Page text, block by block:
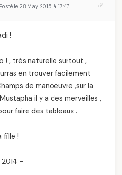
Posté le 28 May 2015 à 17:47
!
! , trés naturelle surtout ,
en trouver facilement
de manoeuvre ,sur la
il y a des merveilles ,
faire des tableaux .
fille !
-